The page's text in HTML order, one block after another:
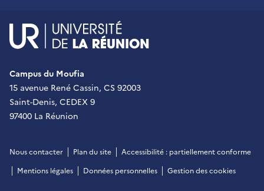
Campus du Moufia
15 avenue René Cassin, CS 92003
Saint-Denis, CEDEX 9
97400 La Réunion
Nous contacter Plan du site
Accessibilité : partiellement conforme
Mentions légales
Données personnelles Gestion des cookies